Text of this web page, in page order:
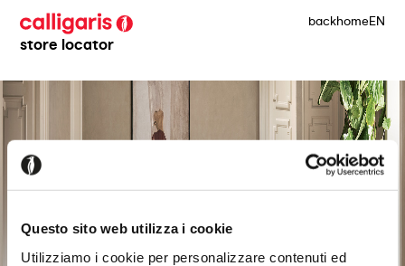
Questo sito web utilizza i cookie
Utilizziamo i cookie per personalizzare contenuti ed
store locator
backhomeEN